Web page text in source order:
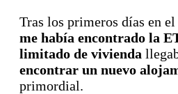
Tras los primeros días en
me había encontrado la
limitado de vivienda
encontrar un nuevo
primordial.